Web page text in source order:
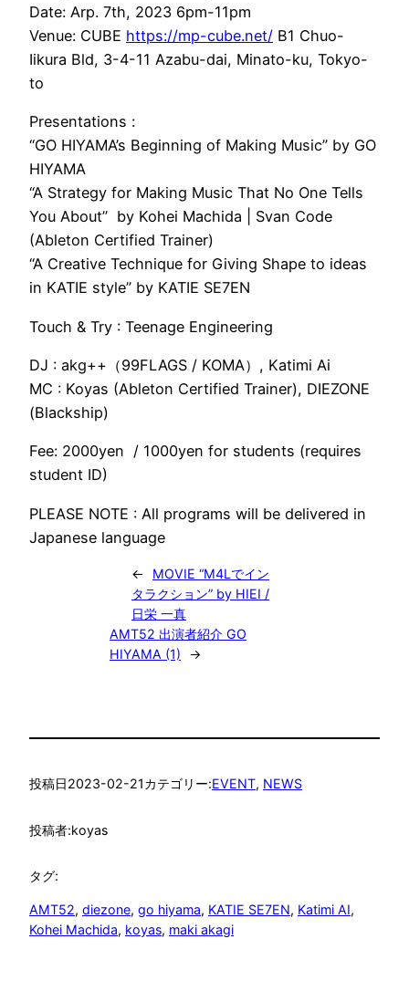
Date: Arp. 7th, 2023 6pm-11pm
Venue: CUBE https://mp-cube.net/ B1 Chuo-
Iikura Bld, 3-4-11 Azabu-dai, Minato-ku, Tokyo-
to
Presentations :
“GO HIYAMA’s Beginning of Making Music” by GO
HIYAMA
“A Strategy for Making Music That No One Tells
You About” by Kohei Machida | Svan Code
(Ableton Certified Trainer)
“A Creative Technique for Giving Shape to ideas
in KATIE style” by KATIE SE7EN
Touch & Try : Teenage Engineering
DJ : akg++（99FLAGS / KOMA）, Katimi Ai
MC : Koyas (Ableton Certified Trainer), DIEZONE
(Blackship)
Fee: 2000yen / 1000yen for students (requires
student ID)
PLEASE NOTE : All programs will be delivered in
Japanese language
←
MOVIE “M4Lでイン
タラクション” by HIEI /
日栄 一真
AMT52 出演者紹介 GO
HIYAMA (1)
→
投稿日2023-02-21カテゴリー:EVENT, NEWS
投稿者:koyas
タグ:
AMT52, diezone, go hiyama, KATIE SE7EN, Katimi AI
Kohei Machida, koyas, maki akagi